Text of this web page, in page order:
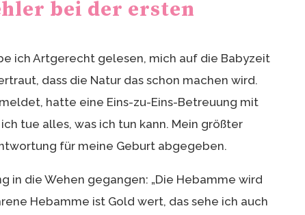
bei der ersten
ich Artgerecht gelesen, mich auf die Babyzeit
dass die Natur das schon machen wird.
hatte eine Eins-zu-Eins-Betreuung mit
tue alles, was ich tun kann. Mein größter
für meine Geburt abgegeben.
in die Wehen gegangen: „Die Hebamme wird
Hebamme ist Gold wert, das sehe ich auch